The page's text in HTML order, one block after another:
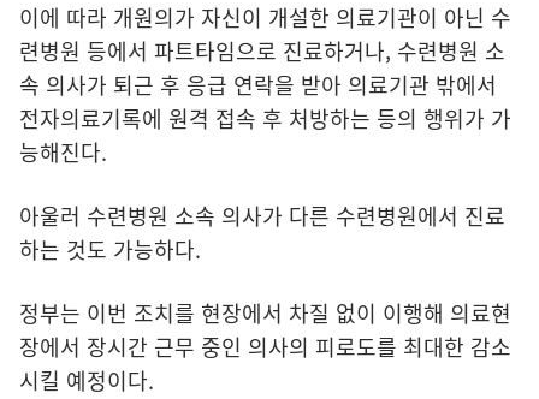
이에 따라 개원의가 자신이 개설한 의료기관이 아닌 수
련병원 등에서 파트타임으로 진료하거나, 수련병원 소
속 의사가 퇴근 후 응급 연락을 받아 의료기관 밖에서
전자의료기록에 원격 접속 후 처방하는 등의 행위가 가
능해진다.
아울러 수련병원 소속 의사가 다른 수련병원에서 진료
하는 것도 가능하다.
정부는 이번 조치를 현장에서 차질 없이 이행해 의료현
장에서 장시간 근무 중인 의사의 피로도를 최대한 감소
시킬 예정이다.